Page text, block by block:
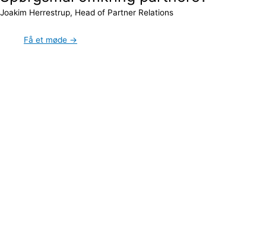
Joakim Herrestrup, Head of Partner Relations
Få et møde →